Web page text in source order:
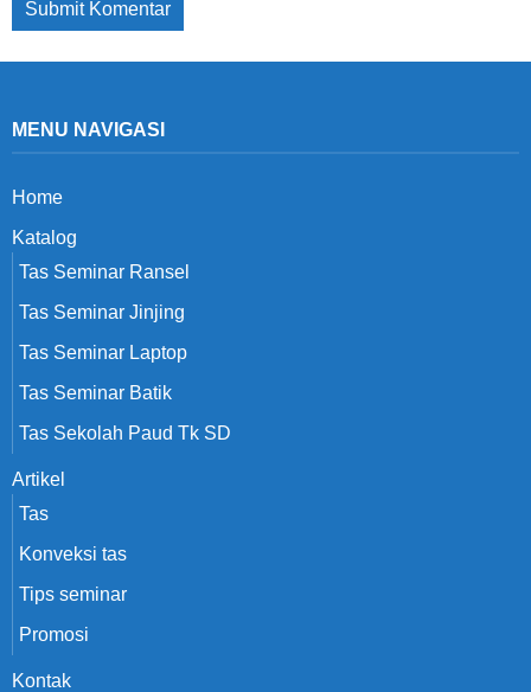
MENU NAVIGASI
Home
Katalog
Tas Seminar Ransel
Tas Seminar Jinjing
Tas Seminar Laptop
Tas Seminar Batik
Tas Sekolah Paud Tk SD
Artikel
Tas
Konveksi tas
Tips seminar
Promosi
Kontak